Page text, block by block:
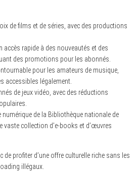
de films et de séries, avec des productions
accès rapide à des nouveautés et des
des promotions pour les abonnés.
pour les amateurs de musique,
accessibles légalement.
de jeux vidéo, avec des réductions
numérique de la Bibliothèque nationale de
vaste collection d’e-books et d’œuvres
profiter d’une offre culturelle riche sans les
illégaux.